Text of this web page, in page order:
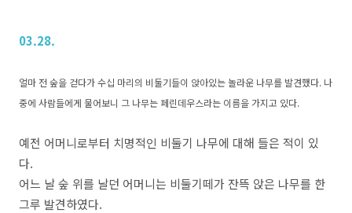
03.28.
얼마 전 숲을 걷다가 수십 마리의 비둘기들이 앉아있는 놀라운 나무를 발견했다. 나
중에 사람들에게 물어보니 그 나무는 페린데우스라는 이름을 가지고 있다.
예전 어머니로부터 치명적인 비둘기 나무에 대해 들은 적이 있
다.
어느 날 숲 위를 날던 어머니는 비둘기떼가 잔뜩 앉은 나무를 한
그루 발견하였다.